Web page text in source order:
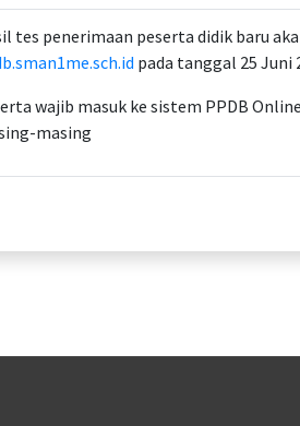
tes penerimaan peserta didik baru
pada tanggal 25 Juni
wajib masuk ke sistem PPDB
masing